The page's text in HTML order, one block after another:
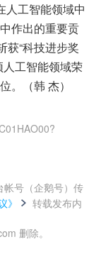
人工智能领域中
作出的重要贡
获“科技进步奖
工智能领域荣
。（韩 杰）
帐号（企鹅号）传
》
转载发布内
删除。